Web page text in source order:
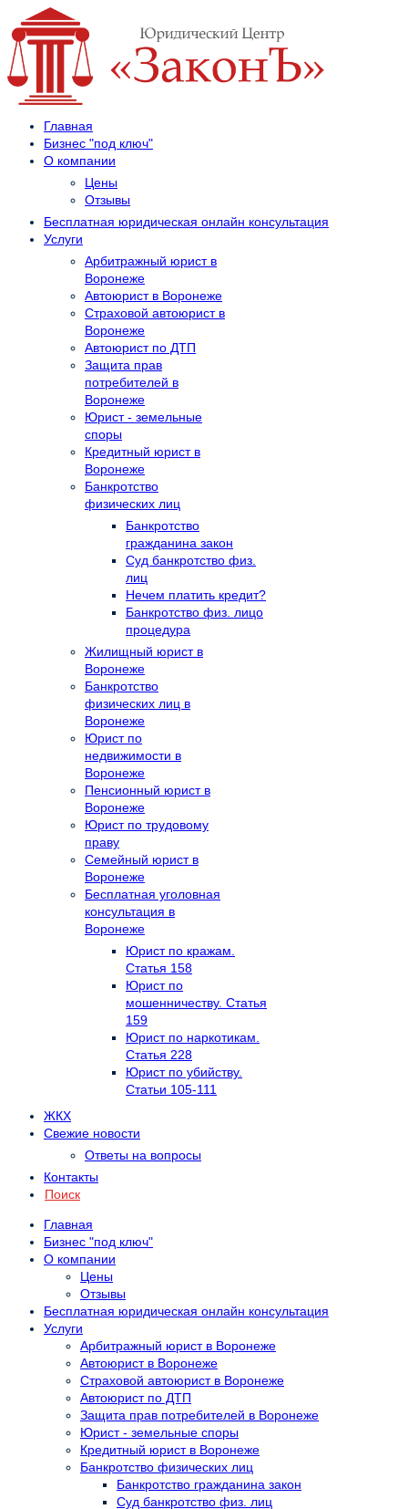
Главная
Бизнес "под ключ"
О компании
Цены
Отзывы
Бесплатная юридическая онлайн консультация
Услуги
Арбитражный юрист в
Воронеже
Автоюрист в Воронеже
Страховой автоюрист в
Воронеже
Автоюрист по ДТП
Защита прав
потребителей в
Воронеже
Юрист - земельные
споры
Кредитный юрист в
Воронеже
Банкротство
физических лиц
Банкротство
гражданина закон
Суд банкротство физ.
лиц
Нечем платить кредит?
Банкротство физ. лицо
процедура
Жилищный юрист в
Воронеже
Банкротство
физических лиц в
Воронеже
Юрист по
недвижимости в
Воронеже
Пенсионный юрист в
Воронеже
Юрист по трудовому
праву
Семейный юрист в
Воронеже
Бесплатная уголовная
консультация в
Воронеже
Юрист по кражам.
Статья 158
Юрист по
мошенничеству. Статья
159
Юрист по наркотикам.
Статья 228
Юрист по убийству.
Статьи 105-111
ЖКХ
Свежие новости
Ответы на вопросы
Контакты
Поиск
Главная
Бизнес "под ключ"
О компании
Цены
Отзывы
Бесплатная юридическая онлайн консультация
Услуги
Арбитражный юрист в Воронеже
Автоюрист в Воронеже
Страховой автоюрист в Воронеже
Автоюрист по ДТП
Защита прав потребителей в Воронеже
Юрист - земельные споры
Кредитный юрист в Воронеже
Банкротство физических лиц
Банкротство гражданина закон
Суд банкротство физ. лиц